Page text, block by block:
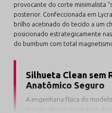
provocante do corte minimalista
posterior. Confeccionada em
brilho acetinado do tecido a um
posicionado estrategicamente
do bumbum com total
Silhueta Clean sem
Anatômico Seguro
A engenharia física do
por seu design linear livre de